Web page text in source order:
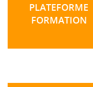
PLATEFORME
FORMATION